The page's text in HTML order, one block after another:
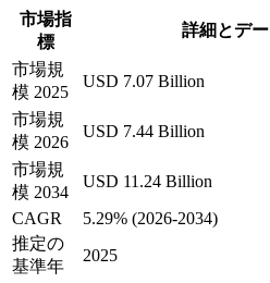
市場指
標
詳細とデー
市場規
模 2025
USD 7.07 Billion
市場規
模 2026
USD 7.44 Billion
市場規
模 2034
USD 11.24 Billion
CAGR
5.29% (2026-2034)
推定の
基準年
2025